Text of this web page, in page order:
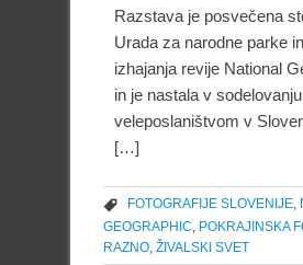
Razstava je posvečena
Urada za narodne parke
izhajanja revije National
in je nastala v
veleposlaništvom v
[…]
FOTOGRAFIJE SLOVENIJE
GEOGRAPHIC POKRAJINSKA
RAZNO ŽIVALSKI SVET